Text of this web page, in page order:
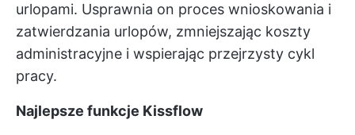
urlopami. Usprawnia on proces wnioskowania i
zatwierdzania urlopów, zmniejszając koszty
administracyjne i wspierając przejrzysty cykl
pracy.
Najlepsze funkcje Kissflow